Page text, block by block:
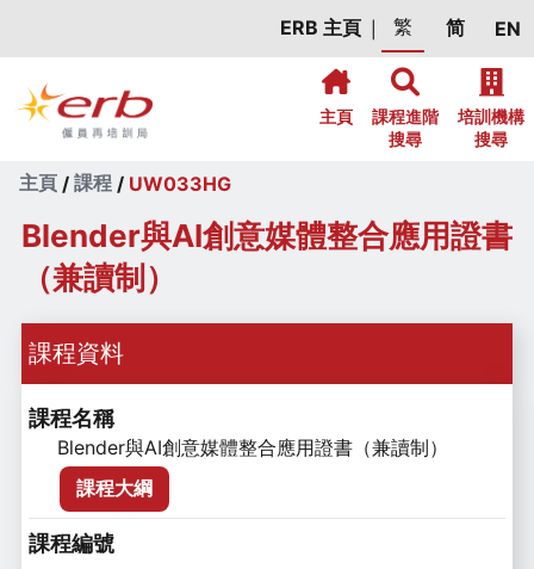
ERB 主頁 繁 简 EN

主頁

課程進階
搜尋

培訓機構
搜尋
主頁 / 課程 / UW033HG
Blender與AI創意媒體整合應用證書
（兼讀制）
課程資料
課程名稱
Blender與AI創意媒體整合應用證書（兼讀制）
課程大綱
課程編號